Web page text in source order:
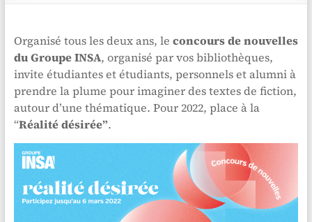
Organisé tous les deux ans, le concours de nouvelles
du Groupe INSA, organisé par vos bibliothèques,
invite étudiantes et étudiants, personnels et alumni à
prendre la plume pour imaginer des textes de fiction,
autour d’une thématique. Pour 2022, place à la
“Réalité désirée”.